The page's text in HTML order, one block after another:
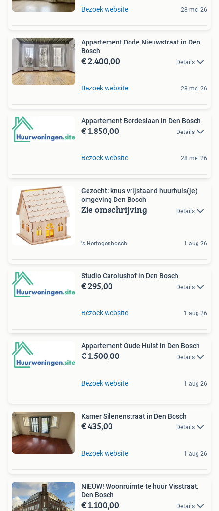
Bezoek website 28 mei 26
Appartement Dode Nieuwstraat in Den
Bosch
€ 2.400,00 Details
Bezoek website 28 mei 26
Appartement Bordeslaan in Den Bosch
€ 1.850,00 Details
Bezoek website 28 mei 26
Gezocht: knus vrijstaand huurhuis(je)
omgeving Den Bosch
Zie omschrijving Details
's-Hertogenbosch 1 aug 26
Studio Carolushof in Den Bosch
€ 295,00 Details
Bezoek website 1 aug 26
Appartement Oude Hulst in Den Bosch
€ 1.500,00 Details
Bezoek website 1 aug 26
Kamer Silenenstraat in Den Bosch
€ 435,00 Details
Bezoek website 1 aug 26
NIEUW! Woonruimte te huur Visstraat,
Den Bosch
€ 1.100,00 Details